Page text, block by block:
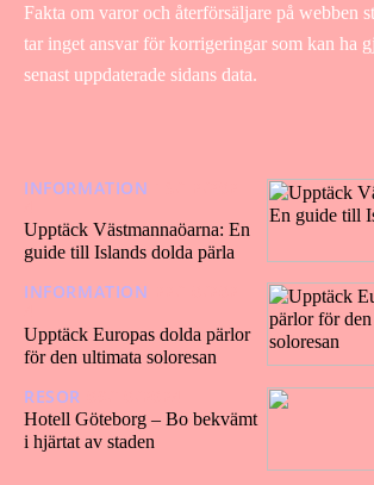
Fakta om varor och återförsäljare på webben
tar inget ansvar för korrigeringar som kan ha
senast uppdaterade sidans data.
INFORMATION
Upptäck Västmannaöarna: En
guide till Islands dolda pärla
INFORMATION
Upptäck Europas dolda pärlor
för den ultimata soloresan
RESOR
Hotell Göteborg – Bo bekvämt
i hjärtat av staden